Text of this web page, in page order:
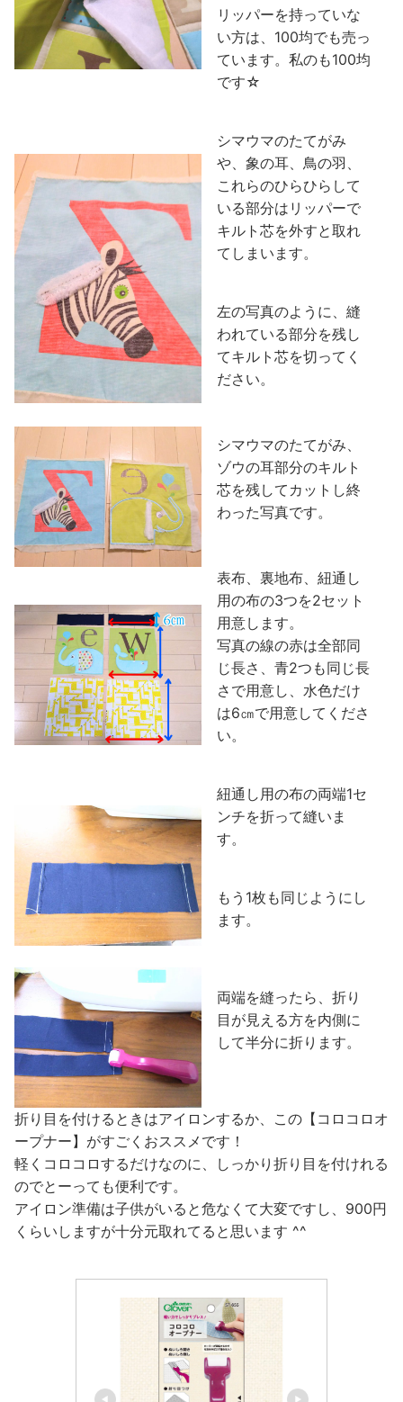
リッパーを持っていな
い方は、100均でも売っ
ています。私のも100均
です☆
シマウマのたてがみ
や、象の耳、鳥の羽、
これらのひらひらして
いる部分はリッパーで
キルト芯を外すと取れ
てしまいます。
左の写真のように、縫
われている部分を残し
てキルト芯を切ってく
ださい。
シマウマのたてがみ、
ゾウの耳部分のキルト
芯を残してカットし終
わった写真です。
表布、裏地布、紐通し
用の布の3つを2セット
用意します。
写真の線の赤は全部同
じ長さ、青2つも同じ長
さで用意し、水色だけ
は6㎝で用意してくださ
い。
紐通し用の布の両端1セ
ンチを折って縫いま
す。
もう1枚も同じようにし
ます。
両端を縫ったら、折り
目が見える方を内側に
して半分に折ります。
折り目を付けるときはアイロンするか、この【コロコロオ
ープナー】がすごくおススメです！
軽くコロコロするだけなのに、しっかり折り目を付けれる
のでとーっても便利です。
アイロン準備は子供がいると危なくて大変ですし、900円
くらいしますが十分元取れてると思います ^^